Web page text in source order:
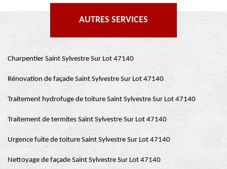
AUTRES SERVICES
Charpentier Saint Sylvestre Sur Lot 47140
Rénovation de façade Saint Sylvestre Sur Lot 47140
Traitement hydrofuge de toiture Saint Sylvestre Sur Lot 47140
Traitement de termites Saint Sylvestre Sur Lot 47140
Urgence fuite de toiture Saint Sylvestre Sur Lot 47140
Nettoyage de façade Saint Sylvestre Sur Lot 47140